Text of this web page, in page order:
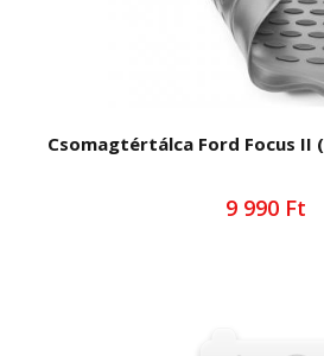
Csomagtértálca Ford Focus II
9 990 Ft